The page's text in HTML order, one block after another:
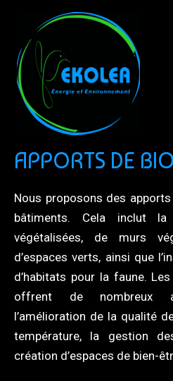
contenu
APPORTS DE
Nous proposons des
bâtiments. Cela inclut
végétalisées, de murs
d’espaces verts, ainsi que
d’habitats pour la faune.
offrent de nombreux
l’amélioration de la qualité
température, la gestion
création d’espaces de bien-